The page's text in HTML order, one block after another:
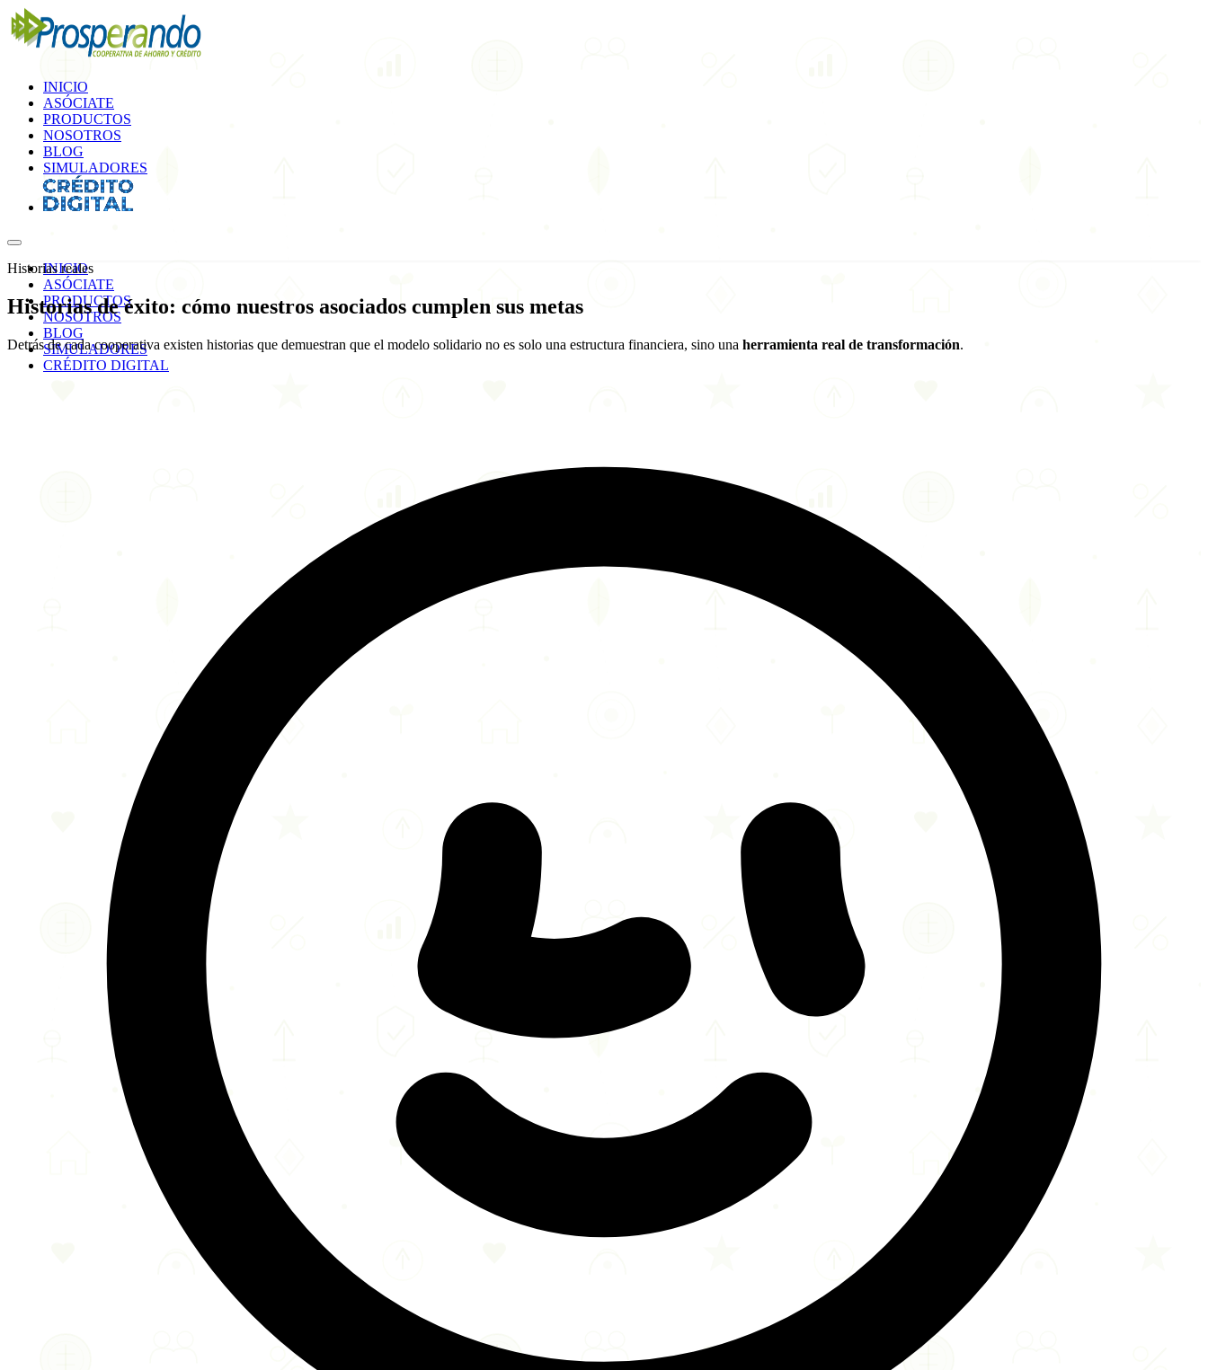
INICIO
ASÓCIATE
PRODUCTOS
NOSOTROS
BLOG
SIMULADORES
INICIO
ASÓCIATE
PRODUCTOS
NOSOTROS
BLOG
SIMULADORES
CRÉDITO DIGITAL
Historias reales
Historias de éxito: cómo nuestros asociados cumplen sus metas
Detrás de cada cooperativa existen historias que demuestran que el modelo solidario no es solo una estructura financiera, sino una herramienta real de transformación.